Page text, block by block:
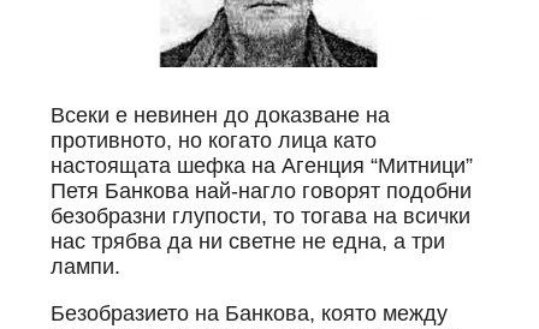
Всеки е невинен до доказване на
противното, но когато лица като
настоящата шефка на Агенция “Митници”
Петя Банкова най-нагло говорят подобни
безобразни глупости, то тогава на всички
нас трябва да ни светне не една, а три
лампи.
Безобразието на Банкова, която между